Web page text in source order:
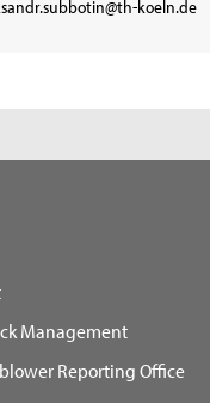
koeln.de
Management
Reporting Office